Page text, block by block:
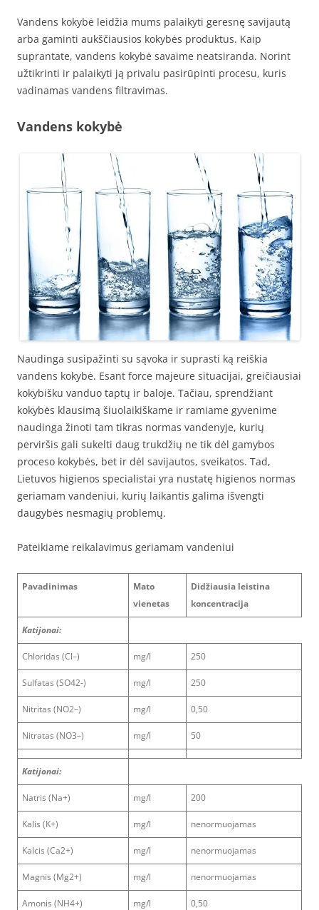
Vandens kokybė leidžia mums palaikyti geresnę savijautą
arba gaminti aukščiausios kokybės produktus. Kaip
suprantate, vandens kokybė savaime neatsiranda. Norint
užtikrinti ir palaikyti ją privalu pasirūpinti procesu, kuris
vadinamas vandens filtravimas.
Vandens kokybė
Naudinga susipažinti su sąvoka ir suprasti ką reiškia
vandens kokybė. Esant force majeure situacijai, greičiausiai
kokybišku vanduo taptų ir baloje. Tačiau, sprendžiant
kokybės klausimą šiuolaikiškame ir ramiame gyvenime
naudinga žinoti tam tikras normas vandenyje, kurių
perviršis gali sukelti daug trukdžių ne tik dėl gamybos
proceso kokybės, bet ir dėl savijautos, sveikatos. Tad,
Lietuvos higienos specialistai yra nustatę higienos normas
geriamam vandeniui, kurių laikantis galima išvengti
daugybės nesmagių problemų.
Pateikiame reikalavimus geriamam vandeniui
Pavadinimas
Mato
vienetas
Didžiausia leistina
koncentracija
Katijonai:
Chloridas (Cl–) mg/l 250
Sulfatas (SO42-) mg/l 250
Nitritas (NO2–) mg/l 0,50
Nitratas (NO3–) mg/l 50
Katijonai:
Natris (Na+) mg/l 200
Kalis (K+) mg/l nenormuojamas
Kalcis (Ca2+) mg/l nenormuojamas
Magnis (Mg2+) mg/l nenormuojamas
Amonis (NH4+) mg/l 0,50